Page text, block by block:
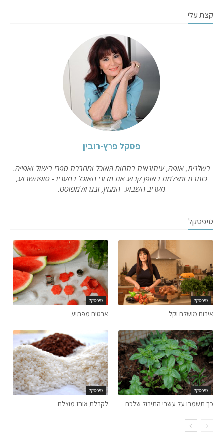
קצת עלי
פסקל פרץ-רובין
בשלנית, אופה, עיתונאית בתחום האוכל ומחברת ספרי בישול ואפייה.
כותבת ומצלמת באופן קבוע את מדורי האוכל במעריב- סופהשבוע,
מעריב השבוע- המגזין, ובגרוזלמפוסט.
טיפסקל
טיפסקל
אירוח מושלם וקל
טיפסקל
אבטיח מפתיע
טיפסקל
כך תשמרו על עשבי התיבול שלכם
טיפסקל
לקבלת אורז מוצלח